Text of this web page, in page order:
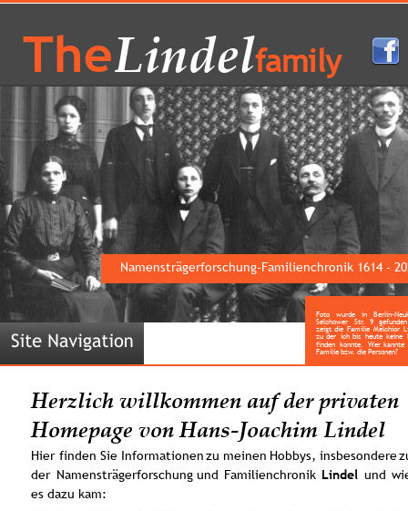
TheLindelfamily
Herzlich willkommen auf der privaten
Homepage von Hans-Joachim Lindel
Hier finden Sie Informationenzu meinen Hobbys, insbesondere
der Namensträgerforschung und Familienchronik Lindel und
es dazu kam:
Namensträgerforschung-Familienchronik 1614 -
Foto wurde in Berlin-
Selchower Str. 9 gefunden
zeigt die Familie Melchior
zu der ich bis heute keine
finden konnte. Wer kannte
Familie bzw. die Personen?